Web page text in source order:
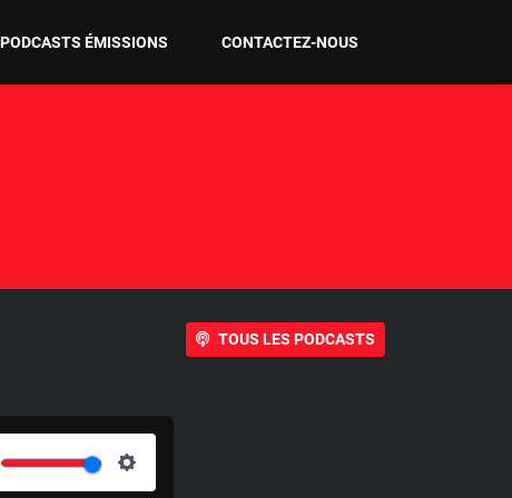
PODCASTS ÉMISSIONS CONTACTEZ-NOUS
TOUS LES PODCASTS
S